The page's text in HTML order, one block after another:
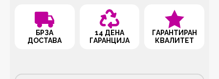
БРЗА
ДОСТАВА
14 ДЕНА
ГАРАНЦИЈА
ГАРАНТИРАН
КВАЛИТЕТ